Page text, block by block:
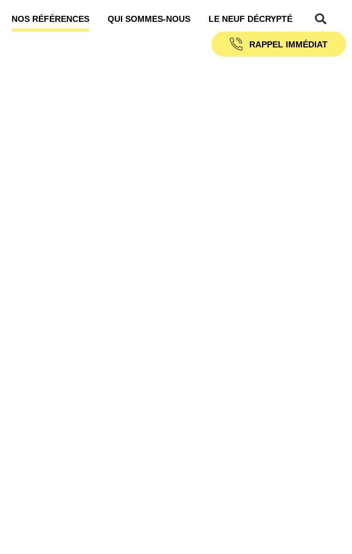
NOS RÉFÉRENCES QUI SOMMES-NOUS LE NEUF DÉCRYPTÉ
RAPPEL IMMÉDIAT